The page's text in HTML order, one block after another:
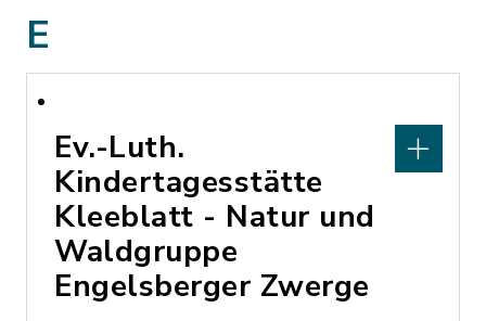
E
Ev.-Luth.
Kindertagesstätte
Kleeblatt - Natur und
Waldgruppe
Engelsberger Zwerge